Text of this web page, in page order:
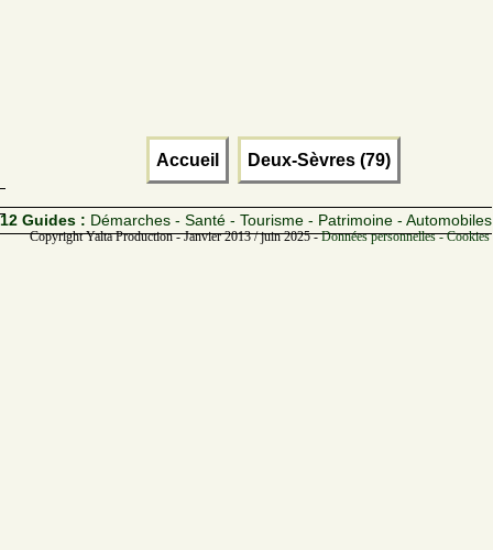
Accueil Deux-Sèvres (79)
12 Guides : Démarches - Santé - Tourisme - Patrimoine - Automobiles
Copyright Yalta Production - Janvier 2013 / juin 2025 -Données personnelles -